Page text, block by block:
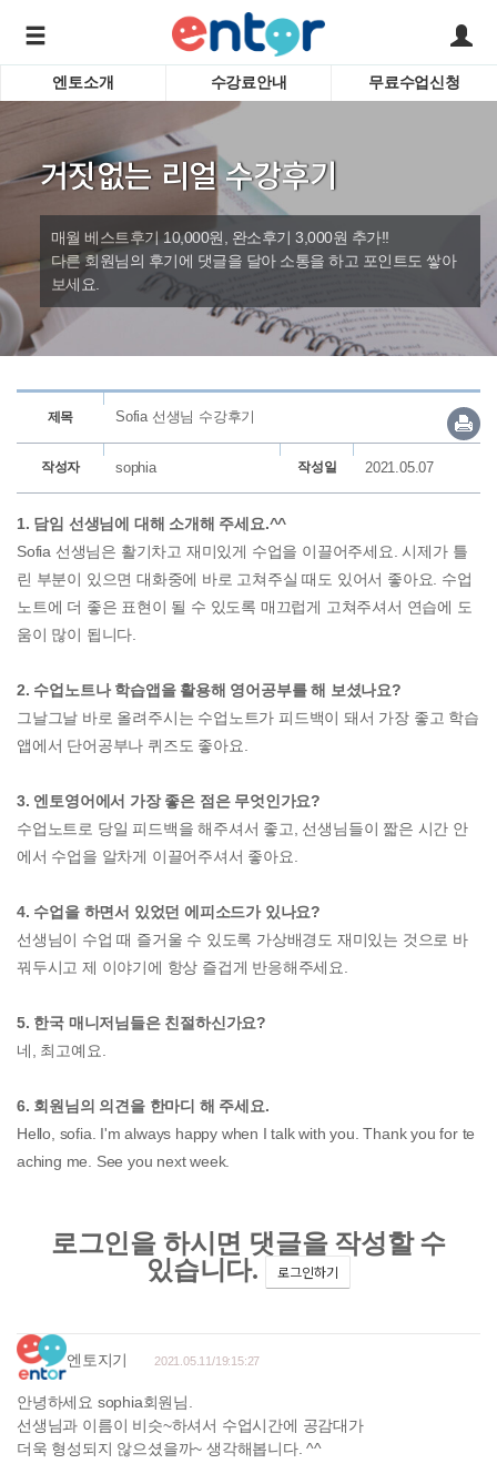
학습도우미 G1
바로가기
서비스안내
강사소개
회사소개
어린이
영자신
수업
엔토소개 수강료안내 무료수업신청
거짓없는 리얼 수강후기
매월 베스트후기 10,000원, 완소후기 3,000원 추가!!
다른 회원님의 후기에 댓글을 달아 소통을 하고 포인트도 쌓아
보세요.
제목 Sofia 선생님 수강후기
작성자 sophia 작성일 2021.05.07
1. 담임 선생님에 대해 소개해 주세요.^^
Sofia 선생님은 활기차고 재미있게 수업을 이끌어주세요. 시제가 틀
린 부분이 있으면 대화중에 바로 고쳐주실 때도 있어서 좋아요. 수업
노트에 더 좋은 표현이 될 수 있도록 매끄럽게 고쳐주셔서 연습에 도
움이 많이 됩니다.
2. 수업노트나 학습앱을 활용해 영어공부를 해 보셨나요?
그날그날 바로 올려주시는 수업노트가 피드백이 돼서 가장 좋고 학습
앱에서 단어공부나 퀴즈도 좋아요.
3. 엔토영어에서 가장 좋은 점은 무엇인가요?
수업노트로 당일 피드백을 해주셔서 좋고, 선생님들이 짧은 시간 안
에서 수업을 알차게 이끌어주셔서 좋아요.
4. 수업을 하면서 있었던 에피소드가 있나요?
선생님이 수업 때 즐거울 수 있도록 가상배경도 재미있는 것으로 바
꿔두시고 제 이야기에 항상 즐겁게 반응해주세요.
5. 한국 매니저님들은 친절하신가요?
네, 최고예요.
6. 회원님의 의견을 한마디 해 주세요.
Hello, sofia. I'm always happy when I talk with you. Thank you for te
aching me. See you next week.